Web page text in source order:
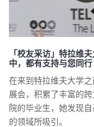
「校友采访」特拉维
中，都有支持与您同行
在来到特拉维夫大学
展会，积累了丰富的
院的毕业生，她发现
的领域所吸引。